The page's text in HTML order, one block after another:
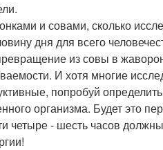
и совами, сколько
дня для всего
из совы в
И хотя многие
попробуй
организма. Будет это
четыре - шесть часов